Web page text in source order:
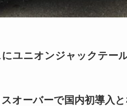
ユニオンジャックテー
オーバーで国内初導入と